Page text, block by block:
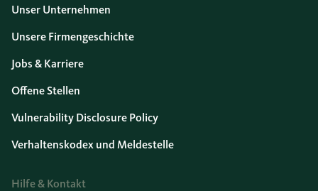
Unser Unternehmen
Unsere Firmengeschichte
Jobs & Karriere
Offene Stellen
Vulnerability Disclosure Policy
Verhaltenskodex und Meldestelle
Hilfe & Kontakt